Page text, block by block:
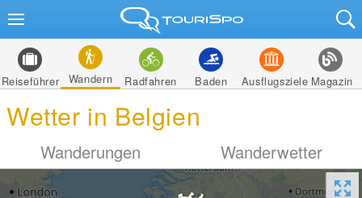
Reiseführer Wandern Radfahren Baden Ausflugsziele Magazin
Wetter in Belgien
Wanderungen Wanderwetter